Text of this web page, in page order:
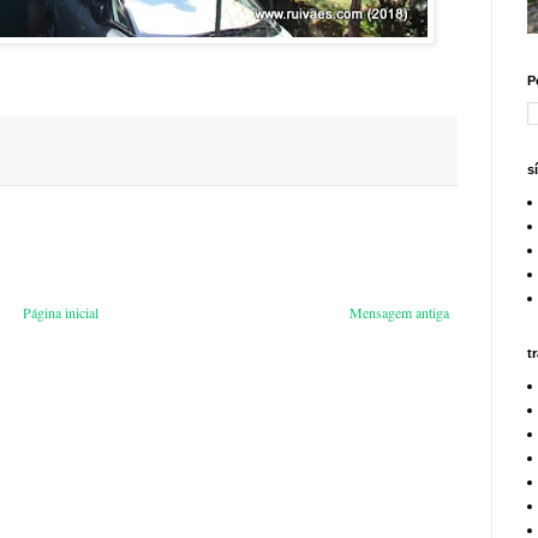
Mensagem antiga
Página inicial